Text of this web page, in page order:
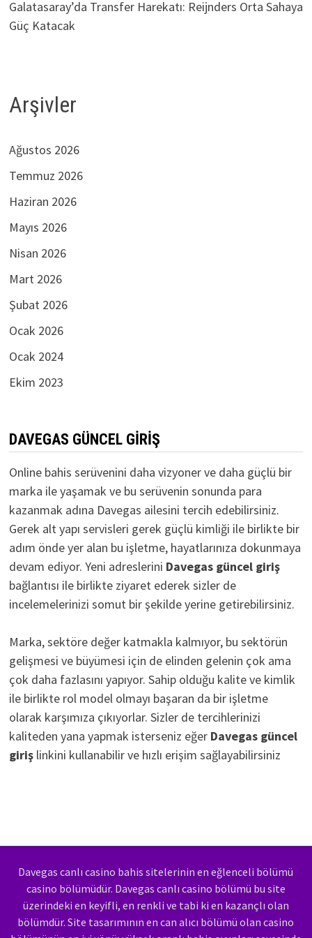
Galatasaray’da Transfer Harekatı: Reijnders Orta Sahaya
Güç Katacak
Arşivler
Ağustos 2026
Temmuz 2026
Haziran 2026
Mayıs 2026
Nisan 2026
Mart 2026
Şubat 2026
Ocak 2026
Ocak 2024
Ekim 2023
DAVEGAS GÜNCEL GIRIŞ
Online bahis serüvenini daha vizyoner ve daha güçlü bir
marka ile yaşamak ve bu serüvenin sonunda para
kazanmak adına Davegas ailesini tercih edebilirsiniz.
Gerek alt yapı servisleri gerek güçlü kimliği ile birlikte bir
adım önde yer alan bu işletme, hayatlarınıza dokunmaya
devam ediyor. Yeni adreslerini Davegas güncel giriş
bağlantısı ile birlikte ziyaret ederek sizler de
incelemelerinizi somut bir şekilde yerine getirebilirsiniz.
Marka, sektöre değer katmakla kalmıyor, bu sektörün
gelişmesi ve büyümesi için de elinden gelenin çok ama
çok daha fazlasını yapıyor. Sahip olduğu kalite ve kimlik
ile birlikte rol model olmayı başaran da bir işletme
olarak karşımıza çıkıyorlar. Sizler de tercihlerinizi
kaliteden yana yapmak isterseniz eğer Davegas güncel
giriş linkini kullanabilir ve hızlı erişim sağlayabilirsiniz
Davegas canlı casino bahis sitelerinin en eğlenceli bölümü
casino bölümüdür. Davegas canlı casino bölümü bu site
üzerindeki en keyifli, en renkli ve tabi ki en kazançlı olan
bölümdür. Site tasarımının en can alıcı bölümü olan casino